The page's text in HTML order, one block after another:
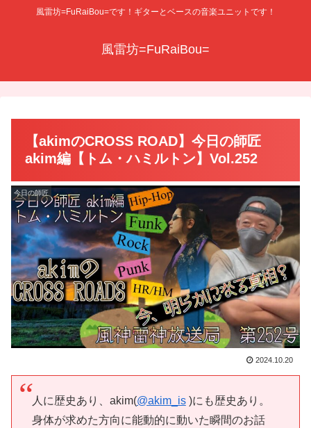
風雷坊=FuRaiBou=です！ギターとベースの音楽ユニットです！
風雷坊=FuRaiBou=
【akimのCROSS ROAD】今日の師匠
akim編【トム・ハミルトン】Vol.252
今日の師匠
2024.10.20
人に歴史あり、akim(@akim_is)にも歴史あり。
身体が求めた方向に能動的に動いた瞬間のお話